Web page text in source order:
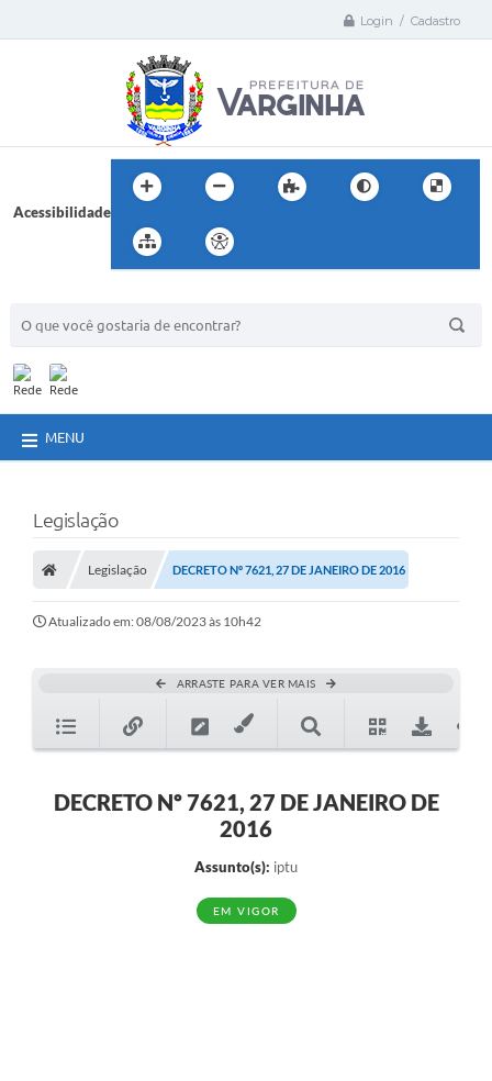
Login / Cadastro
Acessibilidade
MENU
Legislação
Legislação DECRETO Nº 7621, 27 DE JANEIRO DE 2016
Atualizado em: 08/08/2023 às 10h42
ARRASTE PARA VER MAIS
DECRETO Nº 7621, 27 DE JANEIRO DE
2016
Assunto(s): iptu
EM VIGOR